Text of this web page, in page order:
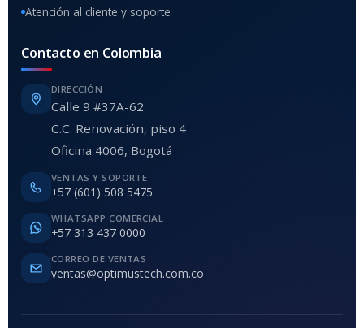
Atención al cliente y soporte
Contacto en Colombia
DIRECCIÓN
Calle 9 #37A-62
C.C. Renovación, piso 4
Oficina 4006, Bogotá
VENTAS Y SOPORTE
+57 (601) 508 5475
WHATSAPP COMERCIAL
+57 313 437 0000
CORREO DE VENTAS
ventas@optimustech.com.co